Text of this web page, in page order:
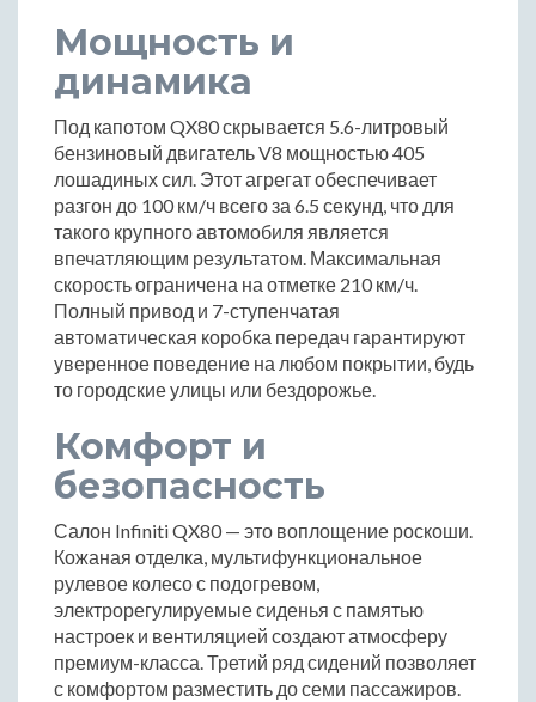
Мощность и
динамика
Под капотом QX80 скрывается 5.6-литровый
бензиновый двигатель V8 мощностью 405
лошадиных сил. Этот агрегат обеспечивает
разгон до 100 км/ч всего за 6.5 секунд, что для
такого крупного автомобиля является
впечатляющим результатом. Максимальная
скорость ограничена на отметке 210 км/ч.
Полный привод и 7-ступенчатая
автоматическая коробка передач гарантируют
уверенное поведение на любом покрытии, будь
то городские улицы или бездорожье.
Комфорт и
безопасность
Салон Infiniti QX80 — это воплощение роскоши.
Кожаная отделка, мультифункциональное
рулевое колесо с подогревом,
электрорегулируемые сиденья с памятью
настроек и вентиляцией создают атмосферу
премиум-класса. Третий ряд сидений позволяет
с комфортом разместить до семи пассажиров.